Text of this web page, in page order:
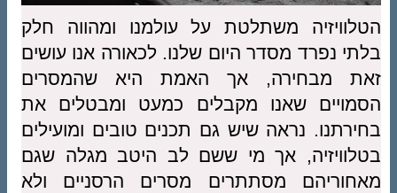
הטלוויזיה משתלטת על עולמנו ומהווה חלק
בלתי נפרד מסדר היום שלנו. לכאורה אנו עושים
זאת מבחירה, אך האמת היא שהמסרים
הסמויים שאנו מקבלים כמעט ומבטלים את
בחירתנו. נראה שיש גם תכנים טובים ומועילים
בטלוויזיה, אך מי ששם לב היטב מגלה שגם
מאחוריהם מסתתרים מסרים הרסניים ולא